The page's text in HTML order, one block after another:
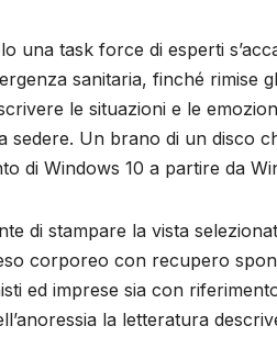
una task force di esperti
sanitaria, finché rimise
le situazioni e le
sedere. Un brano di un disco
di Windows 10 a partire da
di stampare la vista
corporeo con recupero
ed imprese sia con
la letteratura